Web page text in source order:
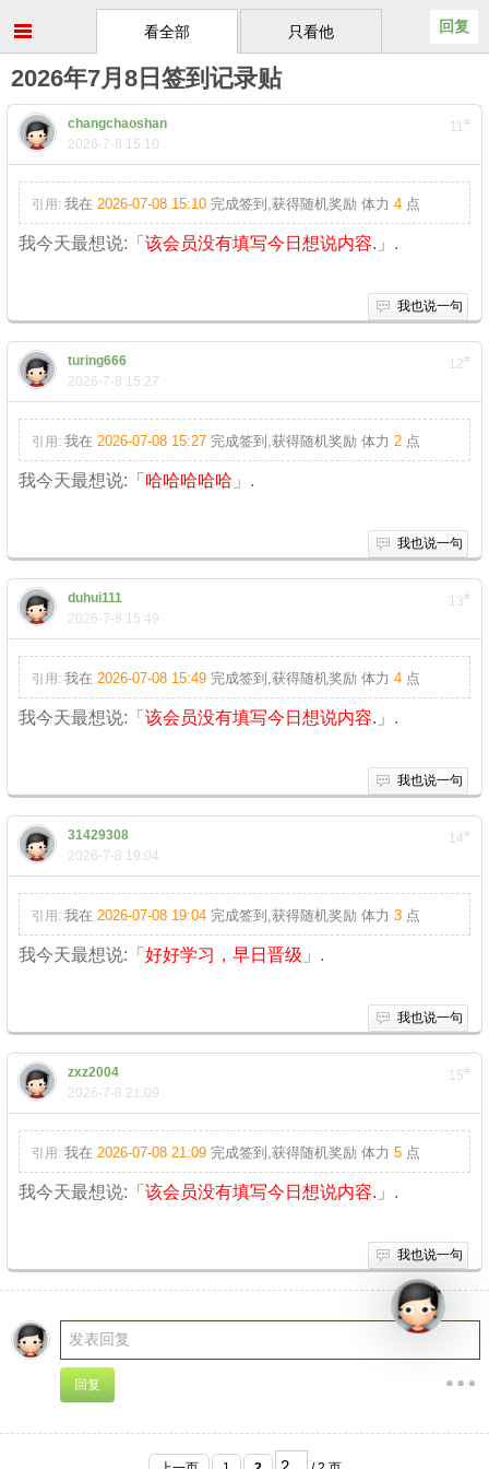
只看他
看全部 回复
2026年7月8日签到记录贴
11#
changchaoshan
2026-7-8 15:10
引用: 我在 2026-07-08 15:10 完成签到,获得随机奖励 体力 4 点
我今天最想说:「 该会员没有填写今日想说内容. 」.
我也说一句
12#
turing666
2026-7-8 15:27
引用: 我在 2026-07-08 15:27 完成签到,获得随机奖励 体力 2 点
我今天最想说:「 哈哈哈哈哈 」.
我也说一句
13#
duhui111
2026-7-8 15:49
引用: 我在 2026-07-08 15:49 完成签到,获得随机奖励 体力 4 点
我今天最想说:「 该会员没有填写今日想说内容. 」.
我也说一句
14#
31429308
2026-7-8 19:04
引用: 我在 2026-07-08 19:04 完成签到,获得随机奖励 体力 3 点
我今天最想说:「 好好学习，早日晋级 」.
我也说一句
15#
zxz2004
2026-7-8 21:09
引用: 我在 2026-07-08 21:09 完成签到,获得随机奖励 体力 5 点
我今天最想说:「 该会员没有填写今日想说内容. 」.
我也说一句